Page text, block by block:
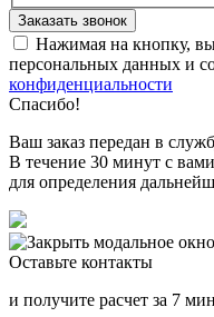
Нажимая на кнопку, вы
персональных данных и
конфиденциальности
Спасибо!
Ваш заказ передан в
В течение 30 минут с
для определения
Оставьте контакты
и получите расчет за 7